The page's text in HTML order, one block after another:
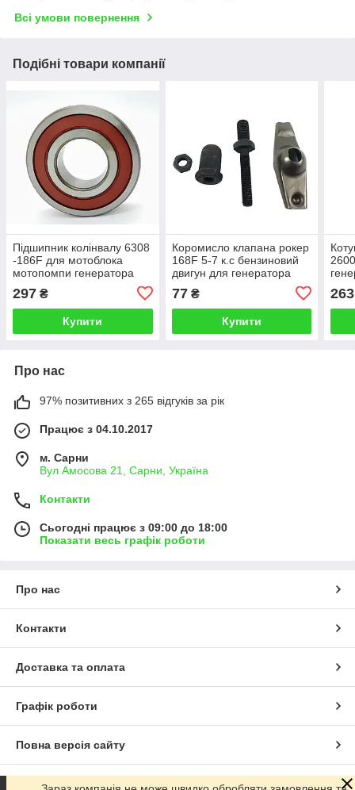
Всі умови повернення
Подібні товари компанії
Підшипник колінвалу 6308
-186F для мотоблока
мотопомпи генератора
297 ₴
Купити
Коромисло клапана рокер
168F 5-7 к.с бензиновий
двигун для генератора
77₴
Купити
6,5
263
Про нас
97% позитивних з 265 відгуків за рік
Працює з 04.10.2017
м. Сарни
Вул Амосова 21, Сарни, Україна
Контакти
Сьогодні працює з 09:00 до 18:00
Показати весь графік роботи
Про нас
Контакти
Доставка та оплата
Графік роботи
Повна версія сайту
Сайт створено на маркетплейсі Prom.ua